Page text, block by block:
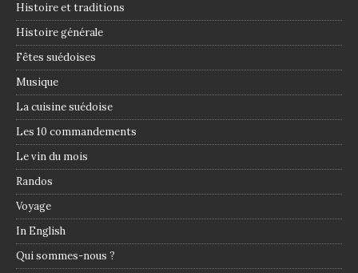
Histoire et traditions
Histoire générale
Fêtes suédoises
Musique
La cuisine suédoise
Les 10 commandements
Le vin du mois
Randos
Voyage
In English
Qui sommes-nous ?